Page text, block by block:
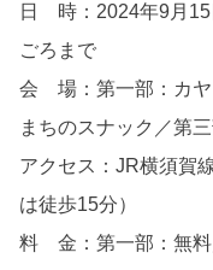
日 時：2024年9月15
ごろまで
会 場：第一部：カヤ
まちのスナック／第
アクセス：JR横須賀
は徒歩15分）
料 金：第一部：無料